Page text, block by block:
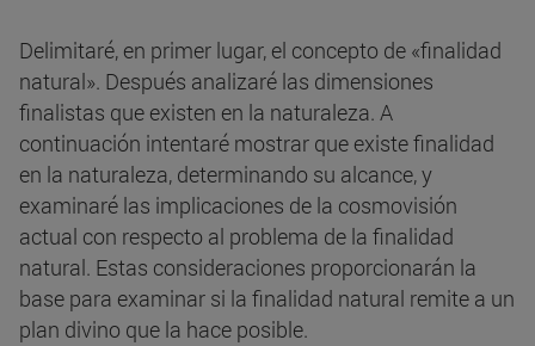
Delimitaré, en primer lugar, el concepto de «finalidad
natural». Después analizaré las dimensiones
finalistas que existen en la naturaleza. A
continuación intentaré mostrar que existe finalidad
en la naturaleza, determinando su alcance, y
examinaré las implicaciones de la cosmovisión
actual con respecto al problema de la finalidad
natural. Estas consideraciones proporcionarán la
base para examinar si la finalidad natural remite a un
plan divino que la hace posible.